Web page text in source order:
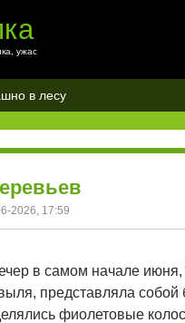
ужас
в лесу
2026, 17:59
в самом начале
представляла
фиолетовые